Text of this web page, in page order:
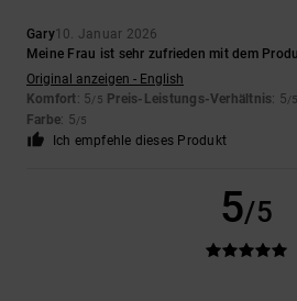
Gary10. Januar 2026
Meine Frau ist sehr zufrieden mit dem
Original anzeigen - English
Komfort: 5/5 Preis-Leistungs-Verhältnis: 5/5
Farbe: 5/5
Ich empfehle dieses Produkt
5/5